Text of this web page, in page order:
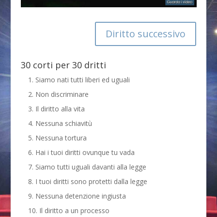
Diritto successivo
30 corti per 30 dritti
1. Siamo nati tutti liberi ed uguali
2. Non discriminare
3. Il diritto alla vita
4. Nessuna schiavitù
5. Nessuna tortura
6. Hai i tuoi diritti ovunque tu vada
7. Siamo tutti uguali davanti alla legge
8. I tuoi diritti sono protetti dalla legge
9. Nessuna detenzione ingiusta
10. Il diritto a un processo